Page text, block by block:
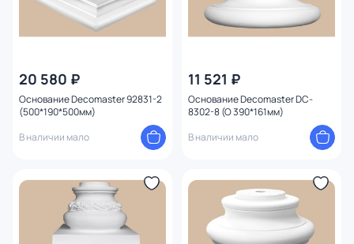
20 580 ₽
Основание Decomaster 92831-2
(500*190*500мм)
В наличии мало
11 521 ₽
Основание Decomaster DC-
8302-8 (O 390*161мм)
В наличии мало